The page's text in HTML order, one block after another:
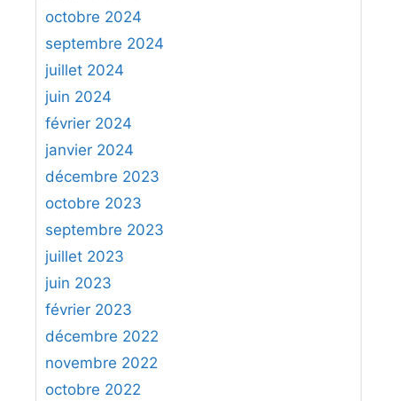
octobre 2024
septembre 2024
juillet 2024
juin 2024
février 2024
janvier 2024
décembre 2023
octobre 2023
septembre 2023
juillet 2023
juin 2023
février 2023
décembre 2022
novembre 2022
octobre 2022